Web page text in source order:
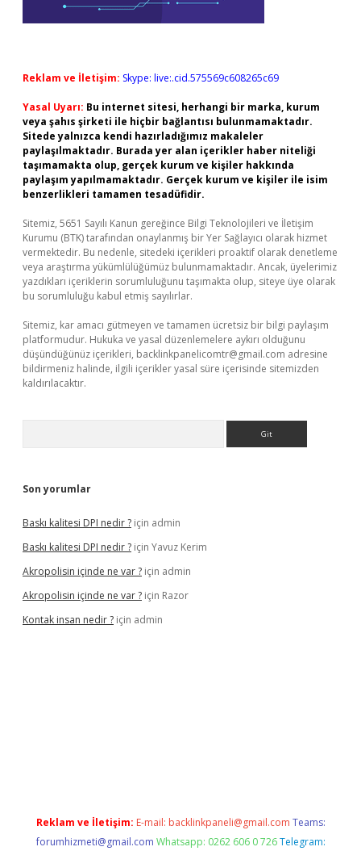
Reklam ve İletişim: Skype: live:.cid.575569c608265c69
Yasal Uyarı: Bu internet sitesi, herhangi bir marka, kurum
veya şahıs şirketi ile hiçbir bağlantısı bulunmamaktadır.
Sitede yalnızca kendi hazırladığımız makaleler
paylaşılmaktadır. Burada yer alan içerikler haber niteliği
taşımamakta olup, gerçek kurum ve kişiler hakkında
paylaşım yapılmamaktadır. Gerçek kurum ve kişiler ile isim
benzerlikleri tamamen tesadüfidir.
Sitemiz, 5651 Sayılı Kanun gereğince Bilgi Teknolojileri ve İletişim
Kurumu (BTK) tarafından onaylanmış bir Yer Sağlayıcı olarak hizmet
vermektedir. Bu nedenle, sitedeki içerikleri proaktif olarak denetleme
veya araştırma yükümlülüğümüz bulunmamaktadır. Ancak, üyelerimiz
yazdıkları içeriklerin sorumluluğunu taşımakta olup, siteye üye olarak
bu sorumluluğu kabul etmiş sayılırlar.
Sitemiz, kar amacı gütmeyen ve tamamen ücretsiz bir bilgi paylaşım
platformudur. Hukuka ve yasal düzenlemelere aykırı olduğunu
düşündüğünüz içerikleri, backlinkpanelicomtr@gmail.com adresine
bildirmeniz halinde, ilgili içerikler yasal süre içerisinde sitemizden
kaldırılacaktır.
Son yorumlar
Baskı kalitesi DPI nedir ? için admin
Baskı kalitesi DPI nedir ? için Yavuz Kerim
Akropolisin içinde ne var ? için admin
Akropolisin içinde ne var ? için Razor
Kontak insan nedir ? için admin
Reklam ve İletişim: E-mail: backlinkpaneli@gmail.com Teams:
forumhizmeti@gmail.com Whatsapp: 0262 606 0 726 Telegram: